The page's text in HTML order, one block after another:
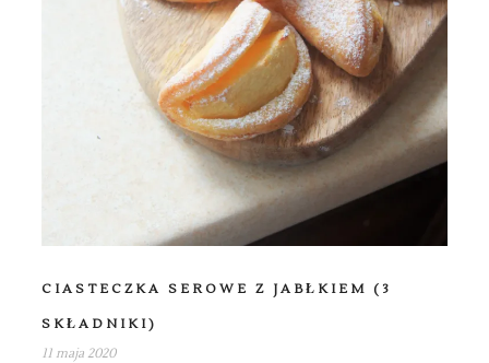
CIASTECZKA SEROWE Z JABŁKIEM (3
SKŁADNIKI)
11 maja 2020